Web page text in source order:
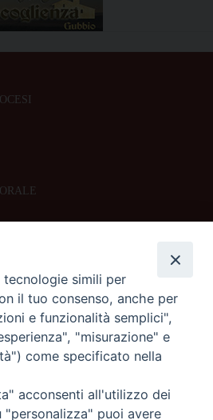
ORE
simili per
il tuo consenso, anche per
e funzionalità semplici",
"misurazione" e
come specificato nella
acconsenti all'utilizzo dei
"personalizza" puoi avere